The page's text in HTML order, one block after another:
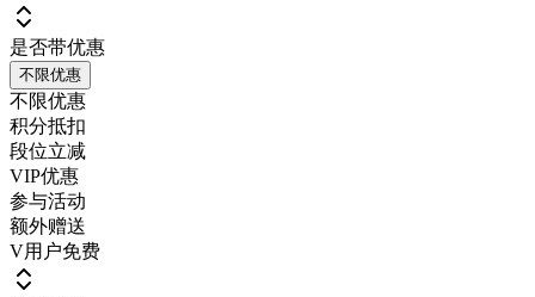
是否带优惠
不限优惠
不限优惠
积分抵扣
段位立减
VIP优惠
参与活动
额外赠送
V用户免费